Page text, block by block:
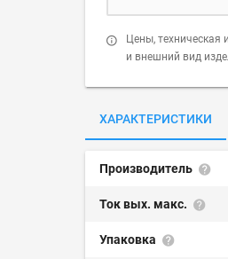
Цены, техническая
и внешний вид
ХАРАКТЕРИСТИКИ
Производитель
Ток вых. макс.
Упаковка